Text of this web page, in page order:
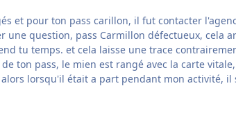
et pour ton pass carillon, il fut contacter
une question, pass Carmillon défectueux, cela
tu temps. et cela laisse une trace
ton pass, le mien est rangé avec la carte
lorsqu'il était a part pendant mon activité, il